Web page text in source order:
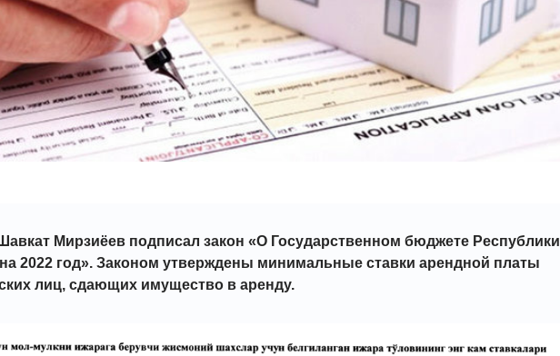
Мирзиёев подписал закон «О Государственном бюджете Республики
2022 год». Законом утверждены минимальные ставки арендной платы
лиц, сдающих имущество в аренду.